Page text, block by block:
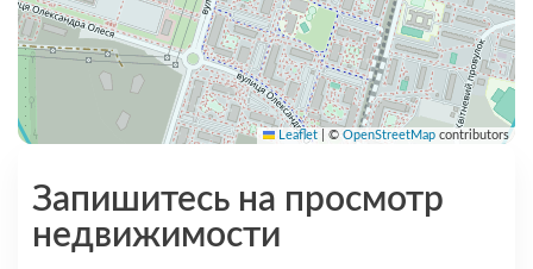
Leaflet © OpenStreetMap contributors
Запишитесь на просмотр
недвижимости